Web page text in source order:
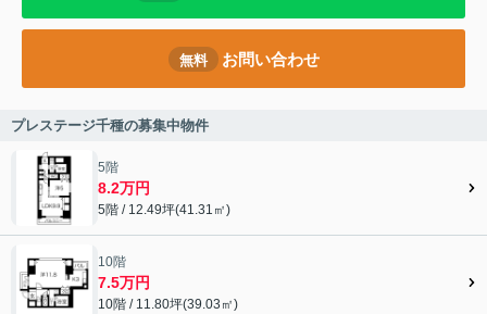
無料 お問い合わせ
プレステージ千種の募集中物件
5階
8.2万円
5階 / 12.49坪(41.31㎡)
10階
7.5万円
10階 / 11.80坪(39.03㎡)